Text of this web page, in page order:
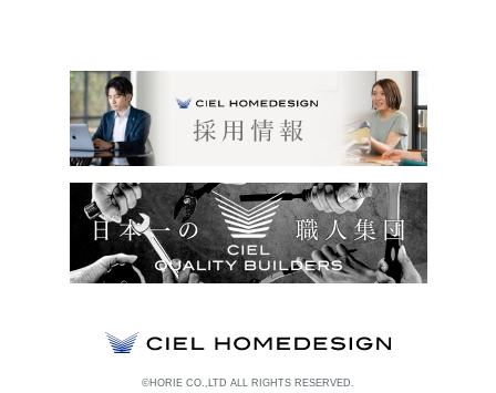
©HORIE CO.,LTD ALL RIGHTS RESERVED.